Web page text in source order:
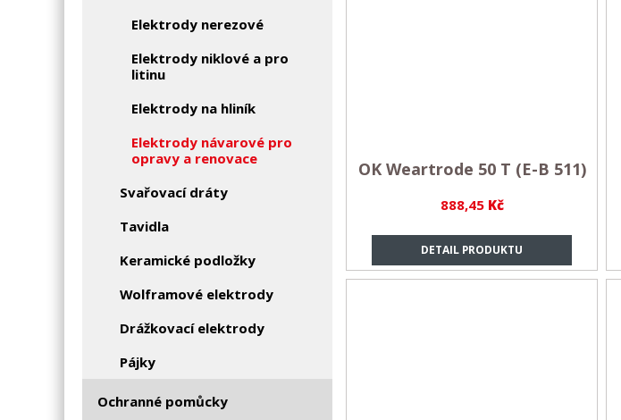
Elektrody nerezové
Elektrody niklové a pro
litinu
Elektrody na hliník
Elektrody návarové pro
opravy a renovace
Svařovací dráty
Tavidla
Keramické podložky
Wolframové elektrody
Drážkovací elektrody
Pájky
Ochranné pomůcky
888,45 Kč
DETAIL PRODUKTU
OK Weartrode 50 T (E-B 511)